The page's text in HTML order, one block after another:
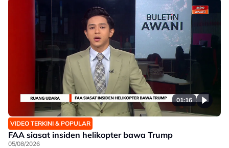
01:16
VIDEO TERKINI & POPULAR
FAA siasat insiden helikopter bawa Trump
05/08/2026